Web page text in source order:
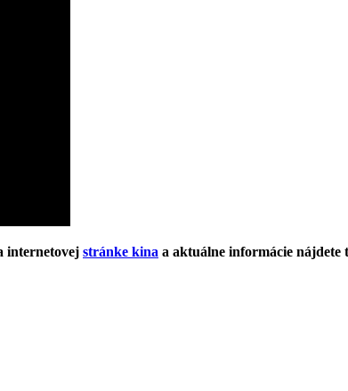
internetovej stránke kina a aktuálne informácie nájdete